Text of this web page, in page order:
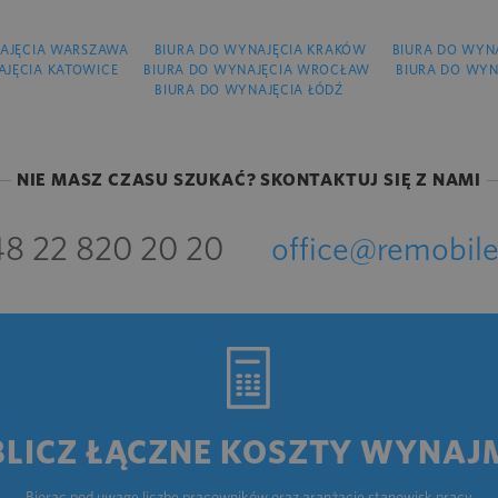
WARSZAWA BIURA DO WYNAJĘCIA KRAKÓW
BIURA DO
KATOWICE
BIURA DO WYNAJĘCIA WROCŁAW
BIURA DO
BIURA DO WYNAJĘCIA ŁÓDŹ
NIE MASZ CZASU SZUKAĆ? SKONTAKTUJ SIĘ Z NAMI
22 820 20 20
ŁĄCZNE KOSZTY